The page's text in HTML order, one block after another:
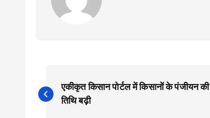
P
o
एकीकृत किसान पोर्टल में किसानों के पंजीयन की
तिथि बढ़ी